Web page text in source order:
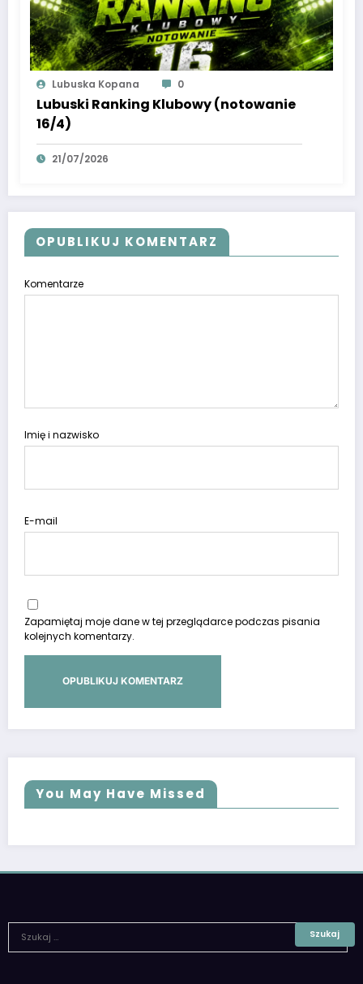
Lubuska Kopana 0
Lubuski Ranking Klubowy (notowanie
16/4)
21/07/2026
OPUBLIKUJ KOMENTARZ
Komentarze
Imię i nazwisko
E-mail
Zapamiętaj moje dane w tej przeglądarce podczas pisania
kolejnych komentarzy.
You May Have Missed